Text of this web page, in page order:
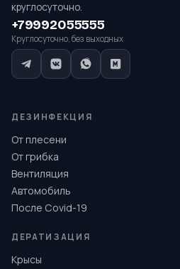
круглосуточно.
+79992055555
Круглосуточно, без выходных
ДЕЗИНФЕКЦИЯ
От плесени
От грибка
Вентиляция
Автомобиль
После Covid-19
ДЕРАТИЗАЦИЯ
Крысы